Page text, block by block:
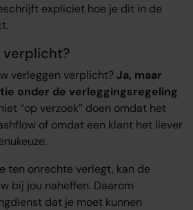
expliciet hoe je dit in de
verplicht?
verleggen verplicht?Ja, maar
onder de verleggingsregeling
“op verzoek” doen omdat het
of omdat een klant het liever
ten onrechte verlegt, kan de
bij jou naheffen. Daarom
dat je moet kunnen